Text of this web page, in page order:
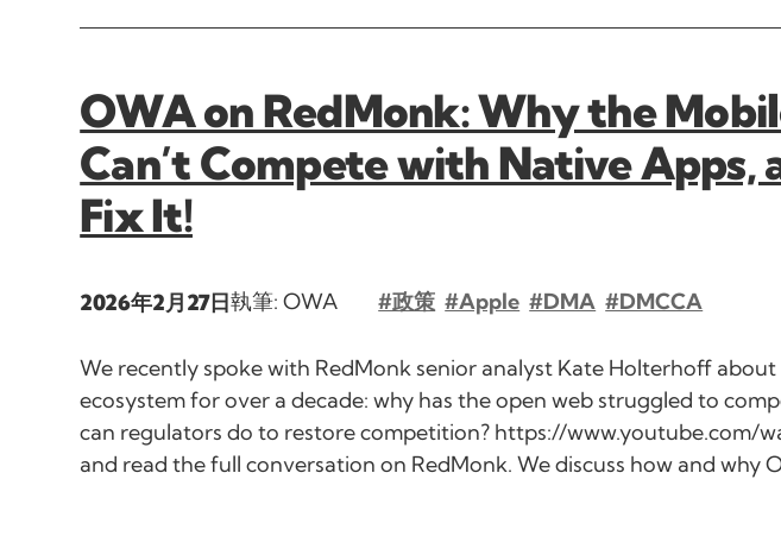
OWA on RedMonk: Why the
Can’t Compete with Native Apps,
Fix It!
2026年2月27日執筆: OWA #政策 #Apple #DMA #DMCCA
We recently spoke with RedMonk senior analyst Kate Holterhoff
ecosystem for over a decade: why has the open web struggled to
can regulators do to restore competition? https://www.youtube.com/
and read the full conversation on RedMonk. We discuss how and why